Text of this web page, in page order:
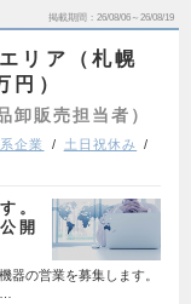
掲載期間 26/08/06～26/08/19
リア（札幌
円）
卸販売担当者）
企業
土日祝休み
。
開
器の営業を募集します。